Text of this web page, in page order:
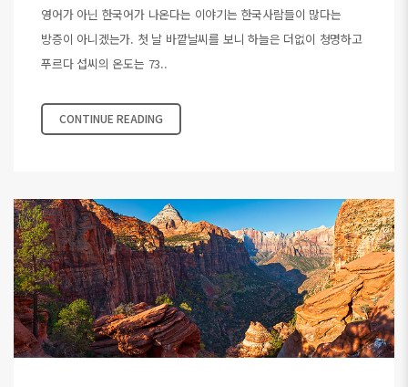
영어가 아닌 한국어가 나온다는 이야기는 한국사람들이 많다는
방증이 아니겠는가. 첫 날 바깥날씨를 보니 하늘은 더없이 청명하고
푸르다 섭씨의 온도는 73..
CONTINUE READING